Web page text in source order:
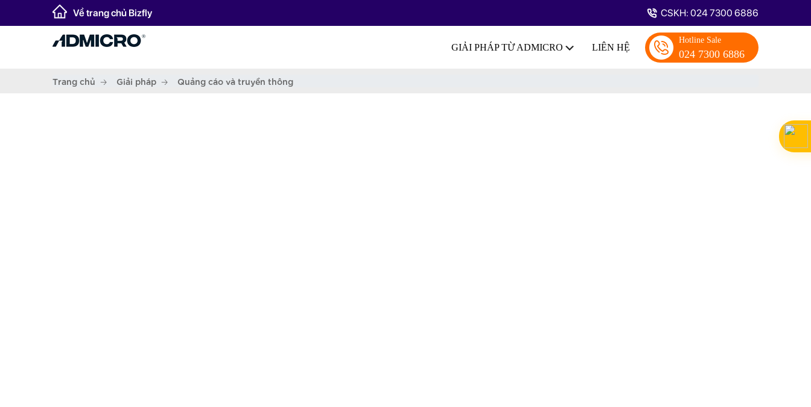
Về trang chủ Bizfly CSKH: 024 7300 6886
GIẢI PHÁP TỪ ADMICRO LIÊN HỆ
Hotline Sale
024 7300 6886
Trang chủ Giải pháp Quảng cáo và truyền thông